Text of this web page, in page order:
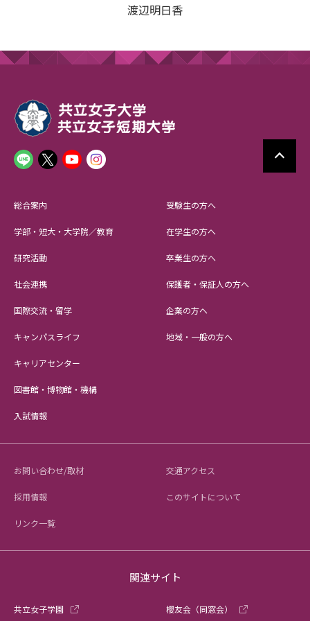
渡辺明日香
総合案内
学部・短大・大学院／教育
研究活動
社会連携
国際交流・留学
キャンパスライフ
キャリアセンター
図書館・博物館・機構
入試情報
受験生の方へ
在学生の方へ
卒業生の方へ
保護者・保証人の方へ
企業の方へ
地域・一般の方へ
お問い合わせ/取材 交通アクセス
採用情報 このサイトについて
リンク一覧
関連サイト
共立女子学園 櫻友会（同窓会）